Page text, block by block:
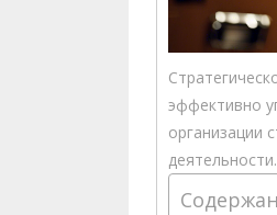
эффективно
организации
деятельности.